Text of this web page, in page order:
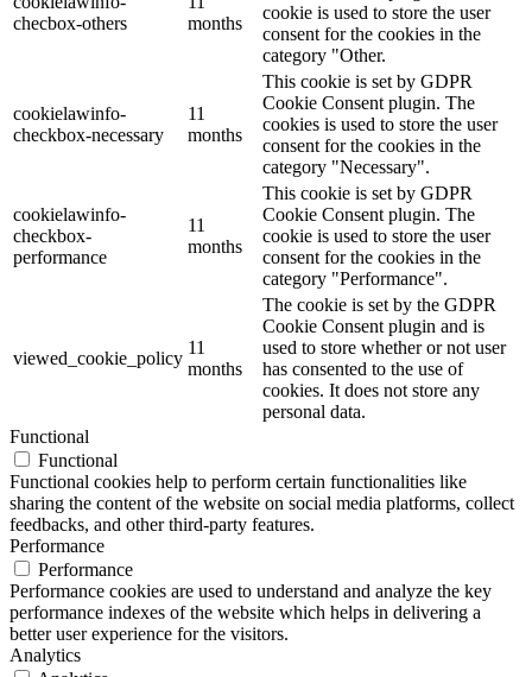
checbox-others
months
cookie is used to store the user
consent for the cookies in the
category "Other.
cookielawinfo-
checkbox-necessary
11
months
This cookie is set by GDPR
Cookie Consent plugin. The
cookies is used to store the user
consent for the cookies in the
category "Necessary".
cookielawinfo-
checkbox-
performance
11
months
This cookie is set by GDPR
Cookie Consent plugin. The
cookie is used to store the user
consent for the cookies in the
category "Performance".
viewed_cookie_policy
11
months
The cookie is set by the GDPR
Cookie Consent plugin and is
used to store whether or not user
has consented to the use of
cookies. It does not store any
personal data.
Functional
Functional
Functional cookies help to perform certain functionalities like
sharing the content of the website on social media platforms, collect
feedbacks, and other third-party features.
Performance
Performance
Performance cookies are used to understand and analyze the key
performance indexes of the website which helps in delivering a
better user experience for the visitors.
Analytics